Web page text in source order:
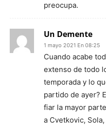
preocupa.
Un Demente
1 mayo 2021 En 08:25
Cuando acabe
extenso de todo
temporada y lo
partido de ayer?
fiar la mayor
a Cvetkovic,